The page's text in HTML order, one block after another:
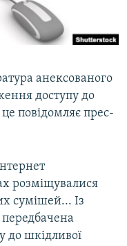
анексованого
доступу до
це повідомляє прес-
розміщувалися
сумішей... Із
до шкідливої